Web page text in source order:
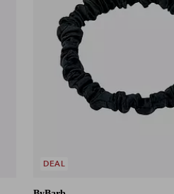
DEAL